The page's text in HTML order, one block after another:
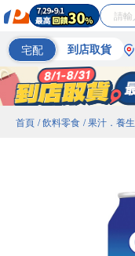
宅配 到店取貨
首頁 / 飲料零食 / 果汁．養生